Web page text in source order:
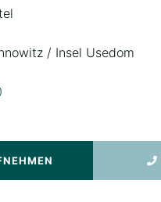
/ Insel Usedom